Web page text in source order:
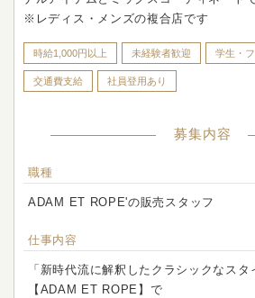
※レディス・メンズの複合店です
時給1,000円以上 未経験者歓迎 学生・
交通費支給 社員登用あり
募集内容
職種
ADAM ET ROPE'の販売スタッフ
仕事内容
「新時代流に解釈したクラシックなス
【ADAM ET ROPE】で